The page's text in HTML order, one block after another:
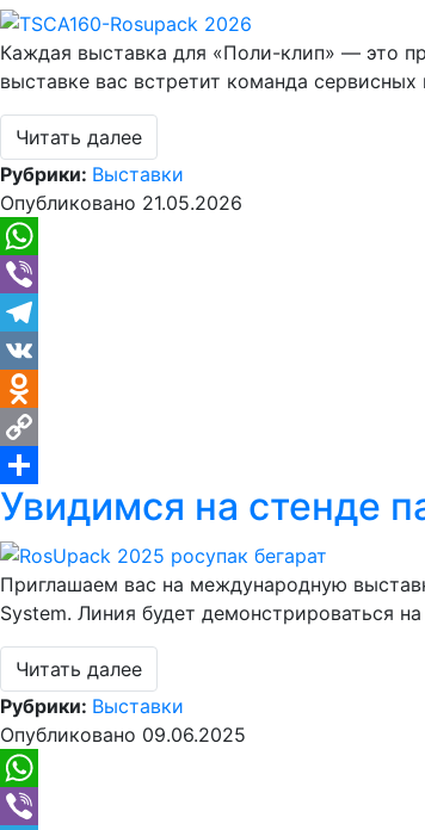
Каждая выставка для «Поли-клип» — это
выставке вас встретит команда
Читать далее
Рубрики: Выставки
Опубликовано 21.05.2026
WhatsApp
Viber
Telegram
VK
Odnoklassniki
Copy
Link
Отправить
Увидимся на стенде
Приглашаем вас на международную
System. Линия будет демонстрироваться
Читать далее
Рубрики: Выставки
Опубликовано 09.06.2025
WhatsApp